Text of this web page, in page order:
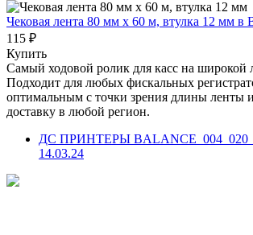
Чековая лента 80 мм x 60 м, втулка 12 мм в
115 ₽
Купить
Самый ходовой ролик для касс на широкой
Подходит для любых фискальных
оптимальным с точки зрения длины ленты и
доставку в любой регион.
ДС ПРИНТЕРЫ
14.03.24